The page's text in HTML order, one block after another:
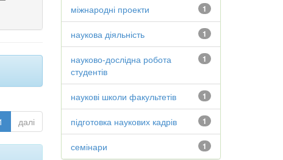
далі
1
міжнародні проекти
1
наукова діяльність
1
науково-дослідна робота
студентів
1
наукові школи факультетів
1
підготовка наукових кадрів
1
семінари